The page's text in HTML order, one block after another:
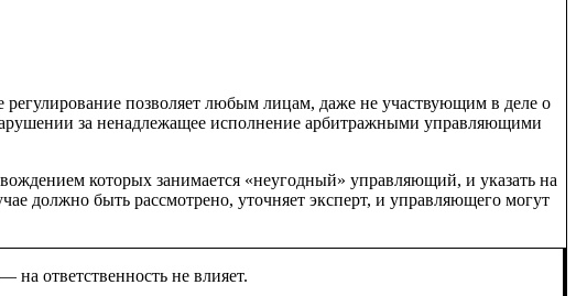
позволяет любым лицам, даже не участвующим в деле о
за ненадлежащее исполнение арбитражными управляющими
которых занимается «неугодный» управляющий, и указать на
должно быть рассмотрено, уточняет эксперт, и управляющего могут
на ответственность не влияет.